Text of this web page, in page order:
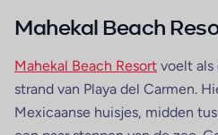
Mahekal Beach
Mahekal Beach Resort voelt als
strand van Playa del Carmen.
Mexicaanse huisjes, midden